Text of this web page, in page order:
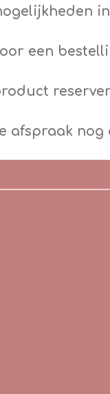
een
afspraak